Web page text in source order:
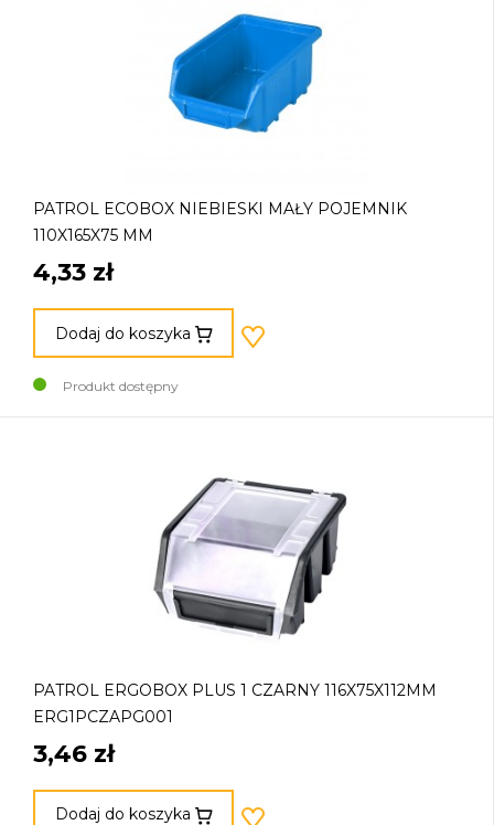
PATROL ECOBOX NIEBIESKI MAŁY POJEMNIK
110X165X75 MM
4,33 zł
Dodaj do koszyka
Produkt dostępny
PATROL ERGOBOX PLUS 1 CZARNY 116X75X112MM
ERG1PCZAPG001
3,46 zł
Dodaj do koszyka